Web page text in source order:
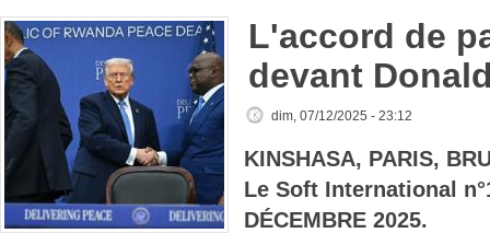
L'accord de
devant
dim, 07/12/2025 - 23:12
KINSHASA, PARIS,
Le Soft International
DÉCEMBRE 2025.